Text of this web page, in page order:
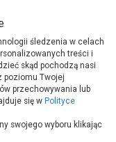
osprzęt
śledzenia w celach
treści i
skąd pochodzą nasi
poziomu Twojej
przechowywania lub
się w Polityce
swojego wyboru klikając